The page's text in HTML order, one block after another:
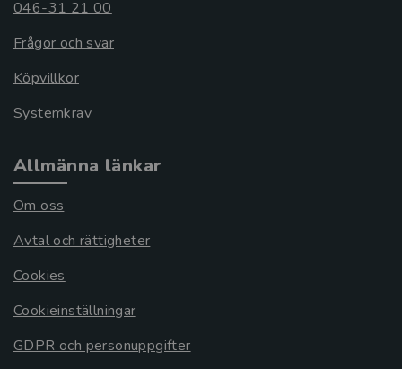
046-31 21 00
Frågor och svar
Köpvillkor
Systemkrav
Allmänna länkar
Om oss
Avtal och rättigheter
Cookies
Cookieinställningar
GDPR och personuppgifter